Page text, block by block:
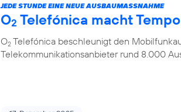
JEDE STUNDE EINE NEUE AUSBAUMASSNAHME
O2 Telefónica macht
O2 Telefónica beschleunigt den
Telekommunikationsanbieter rund 8.000